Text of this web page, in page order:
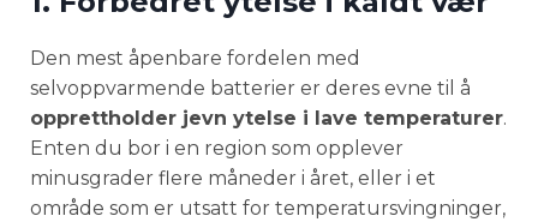
Den mest åpenbare fordelen med
selvoppvarmende batterier er deres evne til å
opprettholder jevn ytelse i lave temperaturer.
Enten du bor i en region som opplever
minusgrader flere måneder i året, eller i et
område som er utsatt for temperatursvingninger,